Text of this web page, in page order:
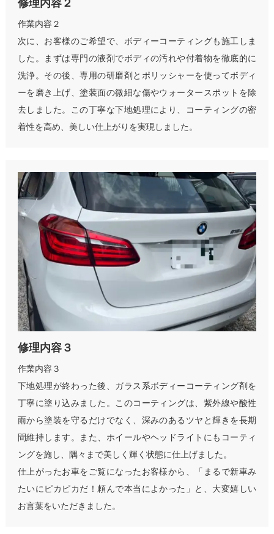
作業内容２
次に、お客様のご希望で、ボディーコーティングも施工しま
した。まずは専門の液剤でボディの汚れや付着物を徹底的に
洗浄。その後、専用の研磨剤とポリッシャーを使ってボディ
ーを磨き上げ、塗装面の微細な傷やウォータースポットを除
去しました。この丁寧な下地処理により、コーティングの密
着性を高め、美しい仕上がりを実現しました。
修理内容３
作業内容３
下地処理が終わった後、ガラス系ボディーコーティング剤を
丁寧に塗り込みました。このコーティングは、紫外線や酸性
雨から塗装を守るだけでなく、深みのあるツヤと輝きを長期
間維持します。また、ホイールやヘッドライトにもコーティ
ングを施し、隅々まで美しく輝く状態に仕上げました。
仕上がったお車をご覧になったお客様から、「まるで新車み
たいにピカピカだ！頼んで本当によかった」と、大変嬉しい
お言葉をいただきました。